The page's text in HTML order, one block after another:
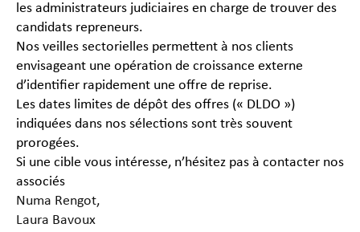
les administrateurs judiciaires en charge de trouver des
candidats repreneurs.
Nos veilles sectorielles permettent à nos clients
envisageant une opération de croissance externe
d’identifier rapidement une offre de reprise.
Les dates limites de dépôt des offres (« DLDO »)
indiquées dans nos sélections sont très souvent
prorogées.
Si une cible vous intéresse, n’hésitez pas à contacter nos
associés
Numa Rengot,
Laura Bavoux